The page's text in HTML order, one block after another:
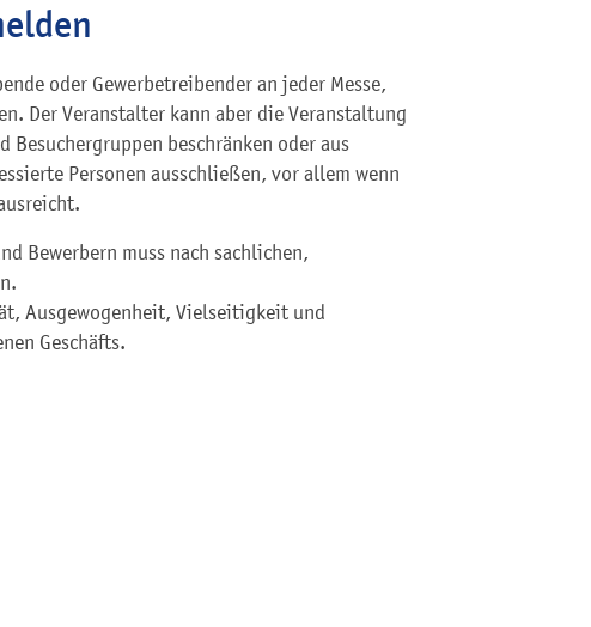
oder Gewerbetreibender an jeder Messe,
Der Veranstalter kann aber die Veranstaltung
beschränken oder aus
Personen ausschließen, vor allem wenn
Bewerbern muss nach sachlichen,
Ausgewogenheit, Vielseitigkeit und
Geschäfts.